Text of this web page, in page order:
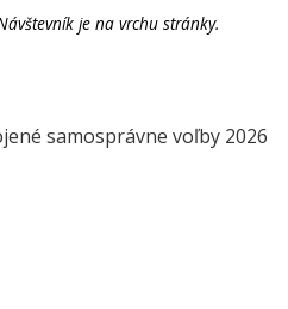
je na vrchu stránky.
samosprávne voľby 2026